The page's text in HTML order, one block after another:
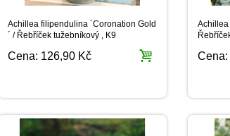
Achillea filipendulina ´Coronation Gold
´ / Řebříček tužebníkový , K9
Cena: 126,90 Kč
Achillea
Cena: